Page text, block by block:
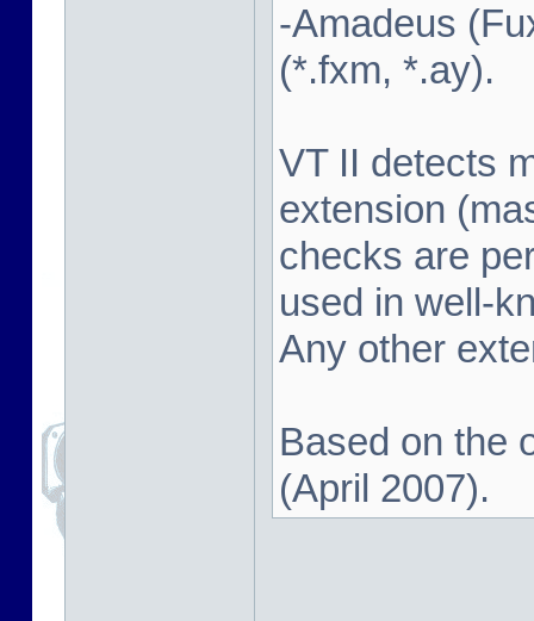
-Amadeus
(*.fxm, *.ay).
VT II detects
extension
checks are
used in well-
Any other
Based on the
(April 2007).